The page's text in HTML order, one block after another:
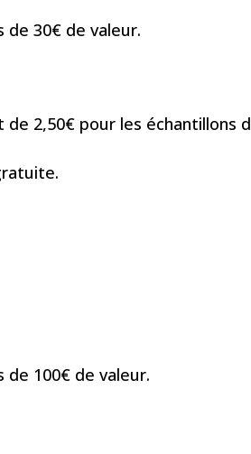
30€ de valeur.
2,50€ pour les échantillons
100€ de valeur.